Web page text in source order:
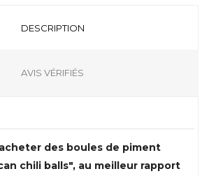
DESCRIPTION
AVIS VÉRIFIÉS
des boules de piment
chili balls", au meilleur rapport